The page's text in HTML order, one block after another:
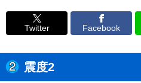
Twitter Facebook
震度2